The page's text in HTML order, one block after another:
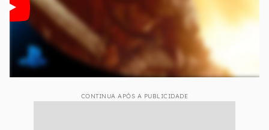
CONTINUA APÓS A PUBLICIDADE